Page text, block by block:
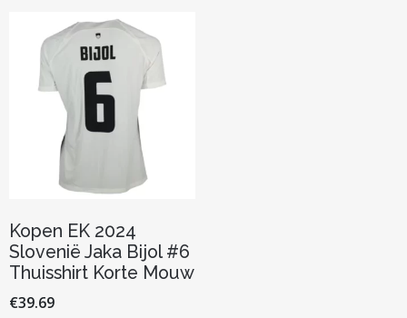
Kopen EK 2024
Slovenië Jaka Bijol #6
Thuisshirt Korte Mouw
€39.69